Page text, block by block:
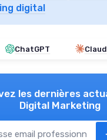
digital
ChatGPT
les dernières
Digital Marketing